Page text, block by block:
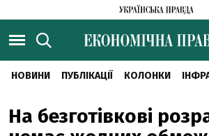
НОВИНИ ПУБЛІКАЦІЇ КОЛОНКИ
На безготівкові